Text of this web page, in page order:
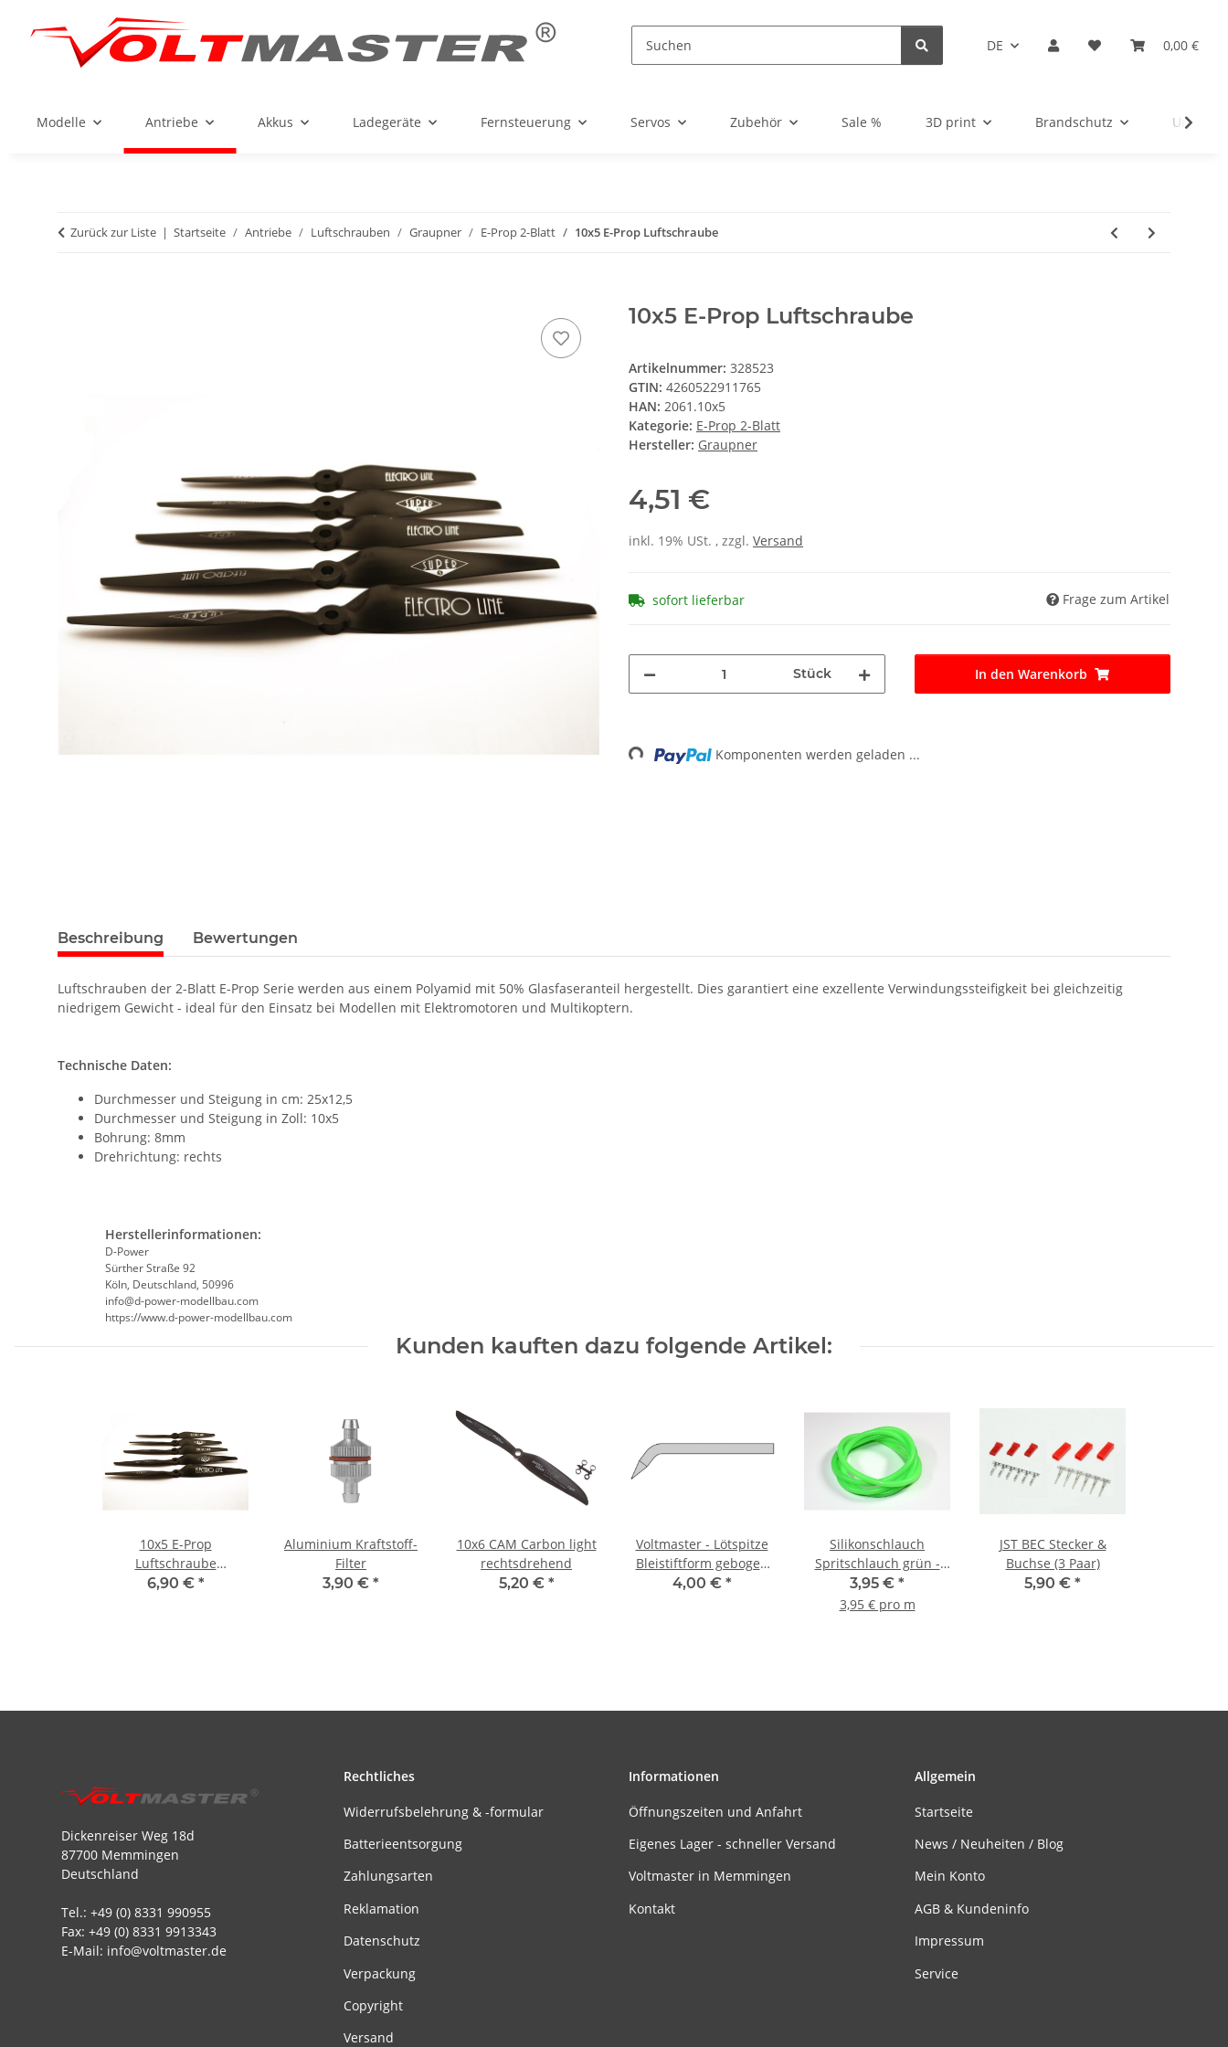
DE 0,00 €
Modelle Antriebe Akkus Ladegeräte Fernsteuerung Servos Zubehör Sale % 3D print Brandschutz
Zurück zur Liste Startseite Antriebe Luftschrauben Graupner E-Prop 2-Blatt 10x5 E-Prop Luftschraube
10x5 E-Prop Luftschraube
Artikelnummer: 328523
GTIN: 4260522911765
HAN: 2061.10x5
Kategorie: E-Prop 2-Blatt
Hersteller: Graupner
4,51 €
inkl. 19% USt. , zzgl. Versand
sofort lieferbar Frage zum Artikel
Stück In den Warenkorb
Loading... Komponenten werden geladen ...
Beschreibung Bewertungen
Luftschrauben der 2-Blatt E-Prop Serie werden aus einem Polyamid mit 50% Glasfaseranteil hergestellt. Dies garantiert eine exzellente Verwindungssteifigkeit bei gleichzeitig
niedrigem Gewicht - ideal für den Einsatz bei Modellen mit Elektromotoren und Multikoptern.
Technische Daten:
Durchmesser und Steigung in cm: 25x12,5
Durchmesser und Steigung in Zoll: 10x5
Bohrung: 8mm
Drehrichtung: rechts
Herstellerinformationen:
D-Power
Sürther Straße 92
Köln, Deutschland, 50996
info@d-power-modellbau.com
https://www.d-power-modellbau.com
Kunden kauften dazu folgende Artikel:
10x5 E-Prop
Luftschraube
linksdrehend
6,90 € *
Aluminium Kraftstoff-
Filter
3,90 € *
10x6 CAM Carbon light
rechtsdrehend
5,20 € *
Voltmaster - Lötspitze
Bleistiftform gebogen
4mm für Lötstation
4,00 € *
Silikonschlauch
Spritschlauch grün -
1m
3,95 € *
3,95 € pro m
JST BEC Stecker &
Buchse (3 Paar)
5,90 € *
Dickenreiser Weg 18d
87700 Memmingen
Deutschland
Tel.: +49 (0) 8331 990955
Fax: +49 (0) 8331 9913343
E-Mail: info@voltmaster.de
Rechtliches
Widerrufsbelehrung & -formular
Batterieentsorgung
Zahlungsarten
Reklamation
Datenschutz
Verpackung
Copyright
Versand
Informationen
Öffnungszeiten und Anfahrt
Eigenes Lager - schneller Versand
Voltmaster in Memmingen
Kontakt
Allgemein
Startseite
News / Neuheiten / Blog
Mein Konto
AGB & Kundeninfo
Impressum
Service